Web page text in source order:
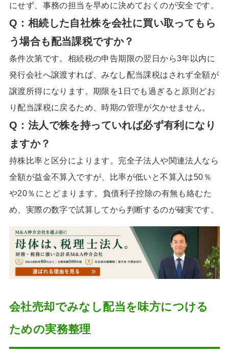
にせず、事務の担当を早めに決めておくのが安全です。
Q： 相続した自社株を会社に買い取ってもら
う場合も配当課税ですか？
条件次第です。相続税の申告期限の翌日から3年以内に
発行会社へ譲渡すれば、みなし配当課税はされず全額が
譲渡所得になります。期限を1日でも過ぎると原則どお
り配当課税に戻るため、時期の管理が欠かせません。
Q： 法人で株を持っていれば必ず有利になり
ますか？
持株比率と区分によります。完全子法人や関連法人なら
全額が益金不算入ですが、比率が低いと不算入は50％
や20％にとどまります。負債利子控除の有無も絡むた
め、実際の数字で試算してから判断するのが確実です。
会社売却でみなし配当を味方につける
ための実務整理